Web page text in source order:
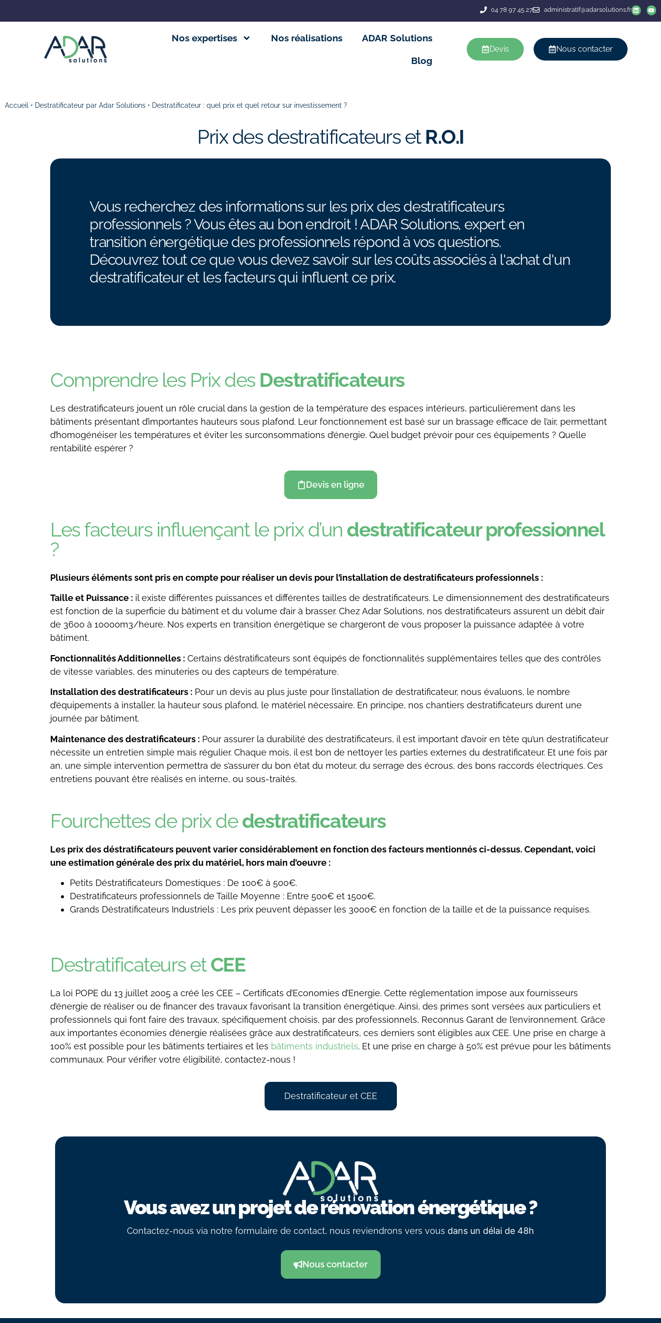
04 78 97 45 27 administratif@adarsolutions.fr
Nos expertises Nos réalisations ADAR Solutions
Blog
Devis Nous contacter
Accueil • Destratificateur par Adar Solutions • Destratificateur : quel prix et quel retour sur investissement ?
Prix des destratificateurs et R.O.I
Vous recherchez des informations sur les prix des destratificateurs
professionnels ? Vous êtes au bon endroit ! ADAR Solutions, expert en
transition énergétique des professionnels répond à vos questions.
Découvrez tout ce que vous devez savoir sur les coûts associés à l'achat d'un
destratificateur et les facteurs qui influent ce prix.
Comprendre les Prix des Destratificateurs
Les destratificateurs jouent un rôle crucial dans la gestion de la température des espaces intérieurs, particulièrement dans les
bâtiments présentant d’importantes hauteurs sous plafond. Leur fonctionnement est basé sur un brassage efficace de l’air, permettant
d’homogénéiser les températures et éviter les surconsommations d’énergie. Quel budget prévoir pour ces équipements ? Quelle
rentabilité espérer ?
Devis en ligne
Les facteurs influençant le prix d’un destratificateur professionnel
?
Plusieurs éléments sont pris en compte pour réaliser un devis pour l’installation de destratificateurs professionnels :
Taille et Puissance : il existe différentes puissances et différentes tailles de destratificateurs. Le dimensionnement des destratificateurs
est fonction de la superficie du bâtiment et du volume d’air à brasser. Chez Adar Solutions, nos destratificateurs assurent un débit d’air
de 3600 à 10000m3/heure. Nos experts en transition énergétique se chargeront de vous proposer la puissance adaptée à votre
bâtiment.
Fonctionnalités Additionnelles : Certains déstratificateurs sont équipés de fonctionnalités supplémentaires telles que des contrôles
de vitesse variables, des minuteries ou des capteurs de température.
Installation des destratificateurs : Pour un devis au plus juste pour l’installation de destratificateur, nous évaluons, le nombre
d’équipements à installer, la hauteur sous plafond, le matériel nécessaire. En principe, nos chantiers destratificateurs durent une
journée par bâtiment.
Maintenance des destratificateurs : Pour assurer la durabilité des destratificateurs, il est important d’avoir en tête qu’un destratificateur
nécessite un entretien simple mais régulier. Chaque mois, il est bon de nettoyer les parties externes du destratificateur. Et une fois par
an, une simple intervention permettra de s’assurer du bon état du moteur, du serrage des écrous, des bons raccords électriques. Ces
entretiens pouvant être réalisés en interne, ou sous-traités.
Fourchettes de prix dedestratificateurs
Les prix des déstratificateurs peuvent varier considérablement en fonction des facteurs mentionnés ci-dessus. Cependant, voici
une estimation générale des prix du matériel, hors main d’oeuvre :
Petits Déstratificateurs Domestiques : De 100€ à 500€.
Destratificateurs professionnels de Taille Moyenne : Entre 500€ et 1500€.
Grands Déstratificateurs Industriels : Les prix peuvent dépasser les 3000€ en fonction de la taille et de la puissance requises.
Destratificateurs etCEE
La loi POPE du 13 juillet 2005 a créé les CEE – Certificats d’Economies d’Energie. Cette réglementation impose aux fournisseurs
d’énergie de réaliser ou de financer des travaux favorisant la transition énergétique. Ainsi, des primes sont versées aux particuliers et
professionnels qui font faire des travaux, spécifiquement choisis, par des professionnels, Reconnus Garant de l’environnement. Grâce
aux importantes économies d’énergie réalisées grâce aux destratificateurs, ces derniers sont éligibles aux CEE. Une prise en charge à
100% est possible pour les bâtiments tertiaires et les bâtiments industriels. Et une prise en charge à 50% est prévue pour les bâtiments
communaux. Pour vérifier votre éligibilité, contactez-nous !
Destratificateur et CEE
Vous avez un projet de rénovation énergétique ?
Contactez-nous via notre formulaire de contact, nous reviendrons vers vous dans un délai de 48h
Nous contacter